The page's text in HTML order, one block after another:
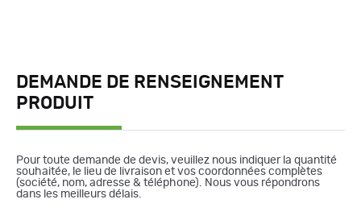
DEMANDE DE RENSEIGNEMENT
PRODUIT
Pour toute demande de devis, veuillez nous indiquer la quantité
souhaitée, le lieu de livraison et vos coordonnées complètes
(société, nom, adresse & téléphone). Nous vous répondrons
dans les meilleurs délais.